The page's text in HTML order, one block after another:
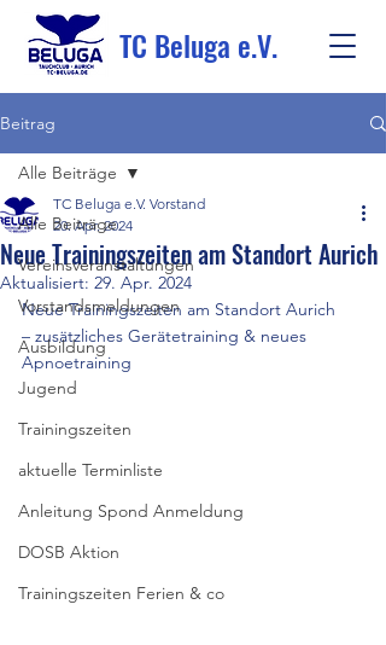
TC Beluga e.V.
Beitrag
Alle Beiträge
Vereinsveranstaltungen
Vorstandsmeldungen
Ausbildung
Jugend
Trainingszeiten
aktuelle Terminliste
Anleitung Spond Anmeldung
DOSB Aktion
Trainingszeiten Ferien & co
Alle Beiträge
Neue Trainingszeiten am Standort Aurich
TC Beluga e.V. Vorstand
20. Apr. 2024
Aktualisiert: 29. Apr. 2024
Neue Trainingszeiten am Standort Aurich
– zusätzliches Gerätetraining & neues
Apnoetraining